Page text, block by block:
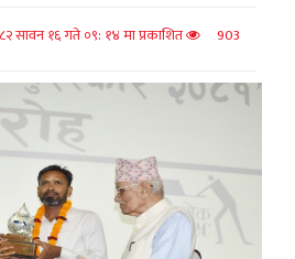
सावन १६ गते ०९: १४ मा प्रकाशित
903